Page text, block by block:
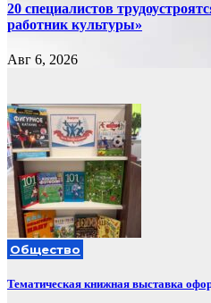
20 специалистов
работник культуры»
Авг 6, 2026
Общество
Тематическая книжная выставка